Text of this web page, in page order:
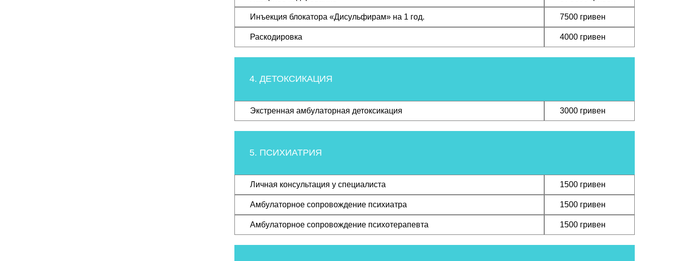
Инъекция блокатора «Дисульфирам» на 1 год. 7500 гривен
Раскодировка 4000 гривен
4. ДЕТОКСИКАЦИЯ
Экстренная амбулаторная детоксикация 3000 гривен
5. ПСИХИАТРИЯ
Личная консультация у специалиста 1500 гривен
Амбулаторное сопровождение психиатра 1500 гривен
Амбулаторное сопровождение психотерапевта 1500 гривен